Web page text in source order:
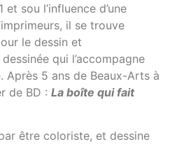
sou l’influence d’une
il se trouve
le dessin et
qui l’accompagne
Après 5 ans de Beaux-Arts à
de BD : La boîte qui fait
être coloriste, et dessine